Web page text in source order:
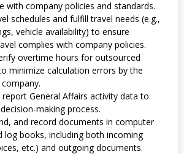
with company policies and standards.
schedules and fulfill travel needs (e.g.,
vehicle availability) to ensure
complies with company policies.
overtime hours for outsourced
minimize calculation errors by the
report General Affairs activity data to
making process.
and record documents in computer
log books, including both incoming
etc.) and outgoing documents.